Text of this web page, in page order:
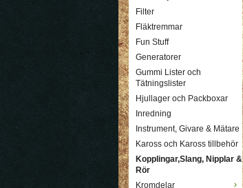
Filter
Fläktremmar
Fun Stuff
Generatorer
Gummi Lister och
Tätningslister
Hjullager och Packboxar
Inredning
Instrument, Givare & Mätare
Kaross och Kaross tillbehör
Kopplingar,Slang, Nipplar &
Rör
Kromdelar